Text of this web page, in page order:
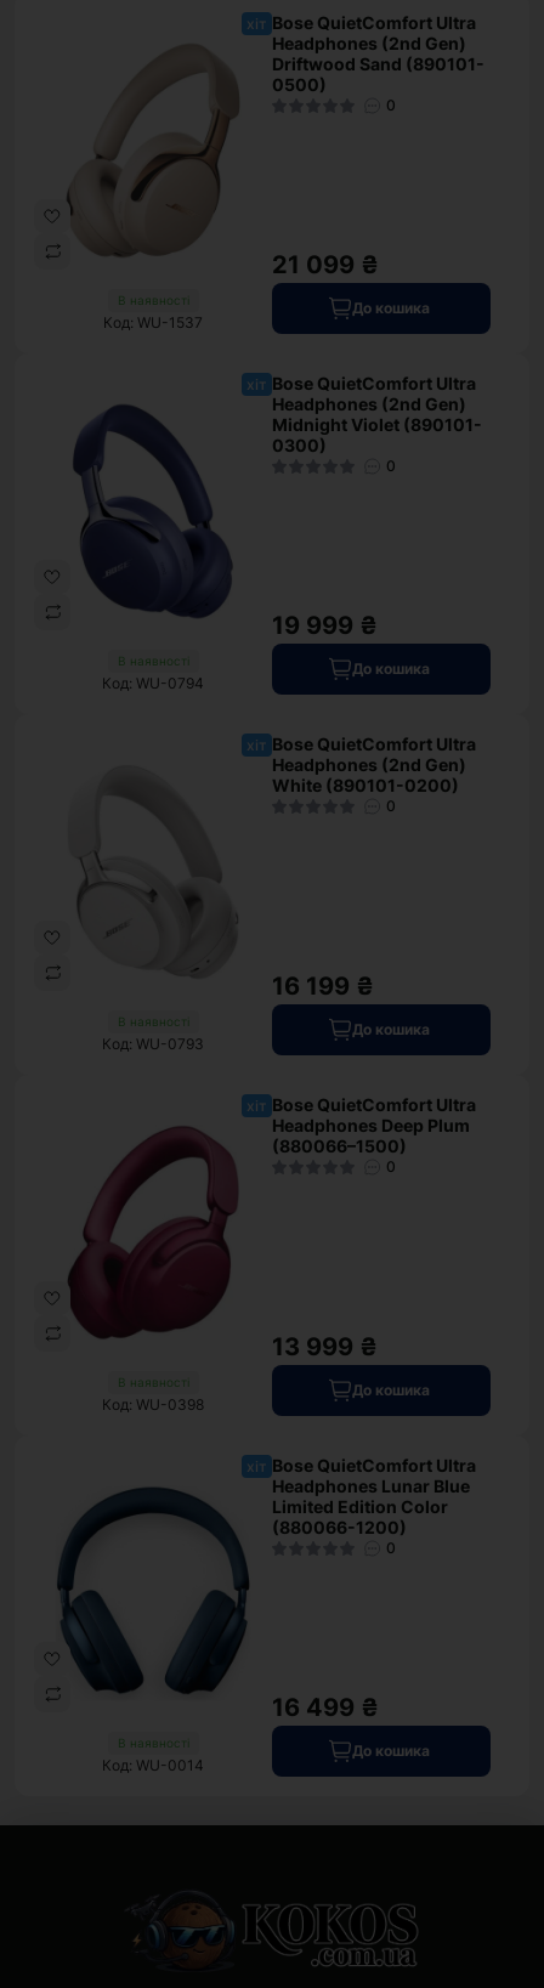
хіт
В наявності
Код: WU-1537
Bose QuietComfort Ultra
Headphones (2nd Gen)
Driftwood Sand (890101-
0500)
0
21 099 ₴
До кошика
хіт
В наявності
Код: WU-0794
Bose QuietComfort Ultra
Headphones (2nd Gen)
Midnight Violet (890101-
0300)
0
19 999 ₴
До кошика
хіт
В наявності
Код: WU-0793
Bose QuietComfort Ultra
Headphones (2nd Gen)
White (890101-0200)
0
16 199 ₴
До кошика
хіт
В наявності
Код: WU-0398
Bose QuietComfort Ultra
Headphones Deep Plum
(880066–1500)
0
13 999 ₴
До кошика
хіт
В наявності
Код: WU-0014
Bose QuietComfort Ultra
Headphones Lunar Blue
Limited Edition Color
(880066-1200)
0
16 499 ₴
До кошика